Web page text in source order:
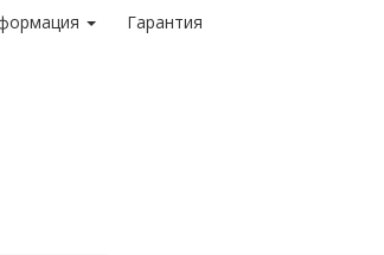
Гарантия